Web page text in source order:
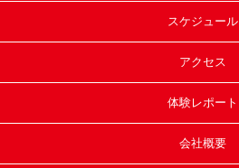
スケジュール
アクセス
体験レポート
会社概要